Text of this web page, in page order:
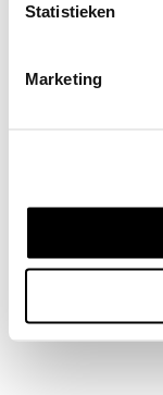
Statistieken
Marketing